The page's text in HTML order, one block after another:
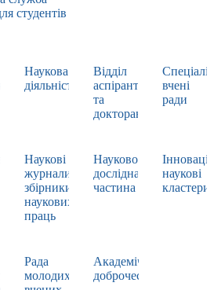
студентів
Наукова
діяльність
Відділ
аспірантури
та
докторантури
вчені
ради
Наукові
журнали,
збірники
наукових
праць
Науково-
дослідна
частина
наукові
кластери
Рада
молодих
Академічна
доброчесність